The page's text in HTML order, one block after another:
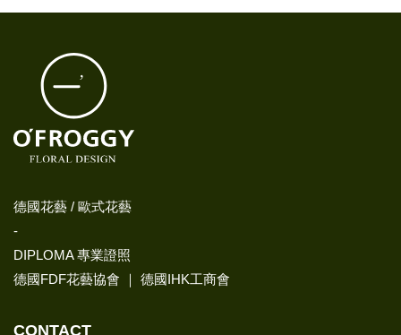
德國花藝 / 歐式花藝
-
DIPLOMA 專業證照
德國FDF花藝協會 ｜ 德國IHK工商會
CONTACT